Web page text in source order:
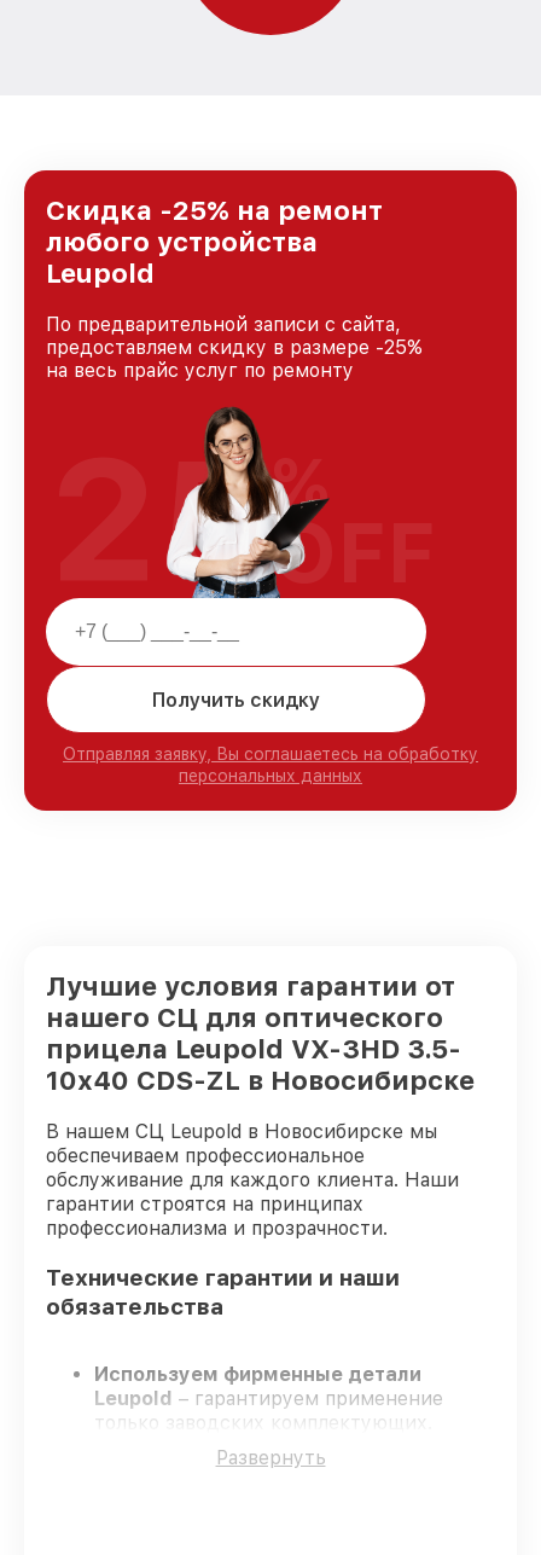
Скидка -25% на ремонт
любого устройства
Leupold
По предварительной записи с сайта,
предоставляем скидку в размере -25%
на весь прайс услуг по ремонту
Получить скидку
Отправляя заявку, Вы соглашаетесь на обработку
персональных данных
25%
OFF
Лучшие условия гарантии от
нашего СЦ для оптического
прицела Leupold VX-3HD 3.5-
10x40 CDS-ZL в Новосибирске
В нашем СЦ Leupold в Новосибирске мы
обеспечиваем профессиональное
обслуживание для каждого клиента. Наши
гарантии строятся на принципах
профессионализма и прозрачности.
Технические гарантии и наши
обязательства
Используем фирменные детали
Leupold – гарантируем применение
только заводских комплектующих.
Сертифицированные специалисты
проходят жёсткий контроль знаний и
Развернуть